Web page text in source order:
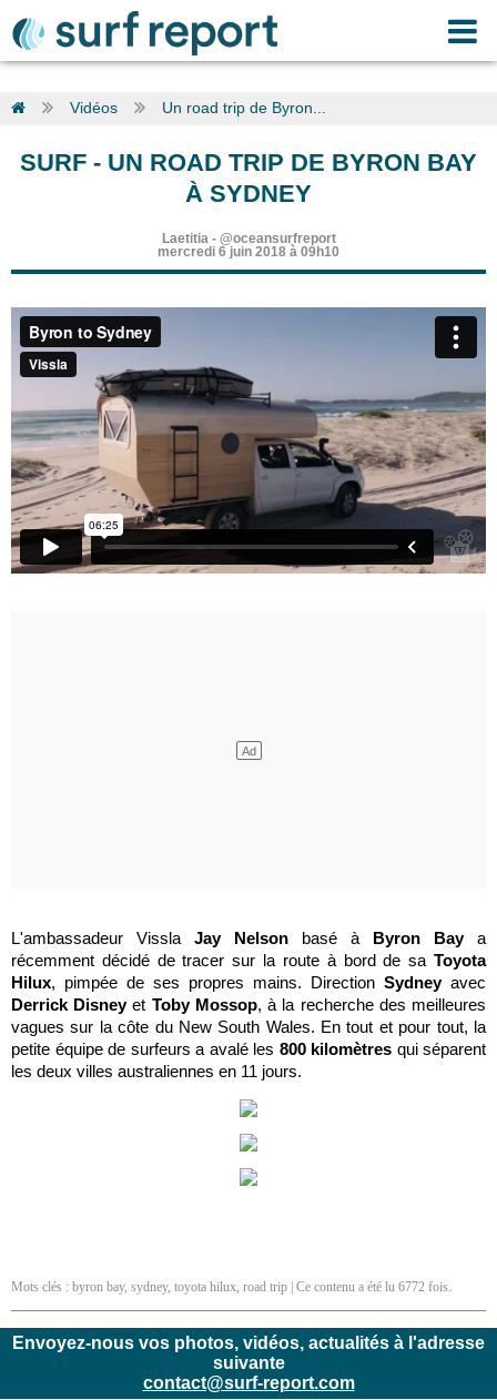
Vidéos Un road trip de Byron...
SURF - UN ROAD TRIP DE BYRON BAY
À SYDNEY
Laetitia- @oceansurfreport
mercredi 6 juin 2018 à 09h10
L'ambassadeur Vissla Jay Nelson basé à Byron Baya
récemment décidé de tracer sur la route à bord de sa Toyota
Hilux, pimpée de ses propres mains. Direction Sydneyavec
Derrick Disneyet Toby Mossop, à la recherche des meilleures
vagues sur la côte du New South Wales. En tout et pour tout, la
petite équipe de surfeurs a avalé les 800 kilomètres qui séparent
les deux villes australiennes en 11 jours.
Mots clés : byron bay, sydney, toyota hilux, road trip | Ce contenu a été lu 6772 fois.
Envoyez-nous vos photos, vidéos, actualités à l'adresse
suivante
contact@surf-report.com